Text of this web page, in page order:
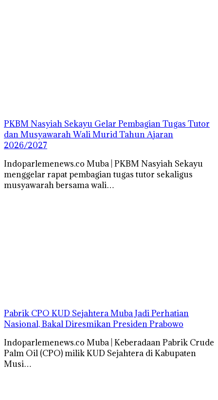
PKBM Nasyiah Sekayu Gelar Pembagian Tugas Tutor
dan Musyawarah Wali Murid Tahun Ajaran
2026/2027
Indoparlemenews.co Muba | PKBM Nasyiah Sekayu
menggelar rapat pembagian tugas tutor sekaligus
musyawarah bersama wali…
Pabrik CPO KUD Sejahtera Muba Jadi Perhatian
Nasional, Bakal Diresmikan Presiden Prabowo
Indoparlemenews.co Muba | Keberadaan Pabrik Crude
Palm Oil (CPO) milik KUD Sejahtera di Kabupaten
Musi…